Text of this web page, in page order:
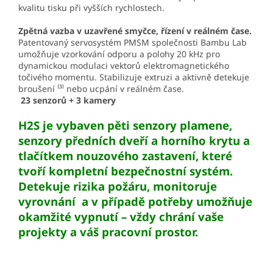
kvalitu tisku při vyšších rychlostech.
Zpětná vazba v uzavřené smyčce, řízení v reálném čase.
Patentovaný servosystém PMSM společnosti Bambu Lab
umožňuje vzorkování odporu a polohy 20 kHz pro
dynamickou modulaci vektorů elektromagnetického
točivého momentu. Stabilizuje extruzi a aktivně detekuje
broušení ⁽³⁾ nebo ucpání v reálném čase.
23 senzorů + 3 kamery
H2S je vybaven pěti senzory plamene,
senzory předních dveří a horního krytu a
tlačítkem nouzového zastavení, které
tvoří kompletní bezpečnostní systém.
Detekuje rizika požáru, monitoruje
vyrovnání a v případě potřeby umožňuje
okamžité vypnutí – vždy chrání vaše
projekty a váš pracovní prostor.